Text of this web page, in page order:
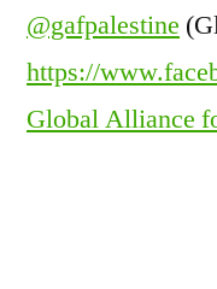
@gafpalestine
https://
Global Alliance